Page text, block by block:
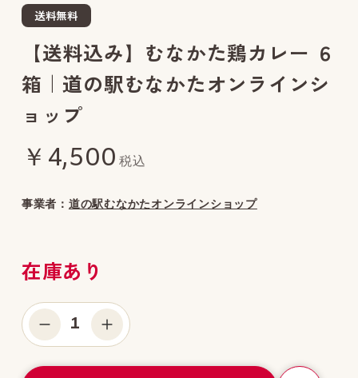
送料無料
【送料込み】むなかた鶏カレー ６
箱｜道の駅むなかたオンラインシ
ョップ
￥4,500 税込
事業者： 道の駅むなかたオンラインショップ
在庫あり
1